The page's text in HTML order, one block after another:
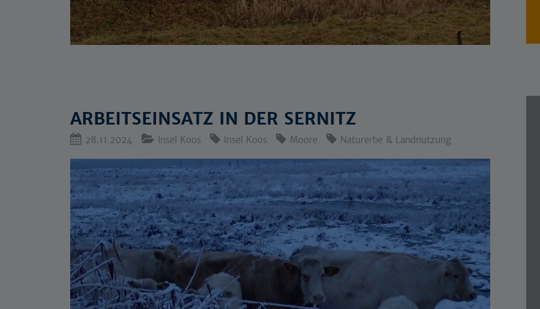
ARBEITSEINSATZ IN DER SERNITZ
28.11.2024 Insel Koos Insel Koos Moore Naturerbe & Landnutzung